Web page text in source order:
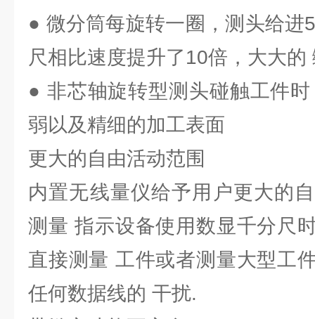
● 微分筒每旋转一圈，测头给进
尺相比速度提升了10倍，大大
● 非芯轴旋转型测头碰触工件
弱以及精细的加工表面
更大的自由活动范围
内置无线量仪给予用户更大的
测量 指示设备使用数显千分尺
直接测量 工件或者测量大型工
任何数据线的 干扰.